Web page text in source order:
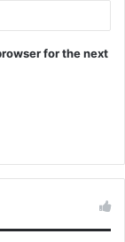
for the next